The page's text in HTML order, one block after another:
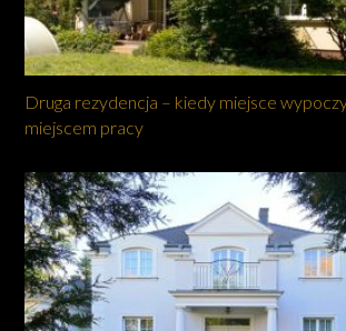
Druga rezydencja – kiedy miejsce
miejscem pracy